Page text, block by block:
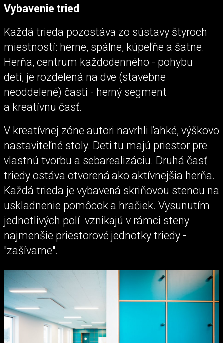
Vybavenie tried
Každá trieda pozostáva zo sústavy štyroch
miestností: herne, spálne, kúpeľňe a šatne.
Herňa, centrum každodenného - pohybu
detí, je rozdelená na dve (stavebne
neoddelené) časti - herný segment
a kreatívnu časť.
V kreatívnej zóne autori navrhli ľahké, výškovo
nastaviteľné stoly. Deti tu majú priestor pre
vlastnú tvorbu a sebarealizáciu. Druhá časť
triedy ostáva otvorená ako aktívnejšia herňa.
Každá trieda je vybavená skriňovou stenou na
uskladnenie pomôcok a hračiek. Vysunutím
jednotlivých polí vznikajú v rámci steny
najmenšie priestorové jednotky triedy -
"zašívarne".